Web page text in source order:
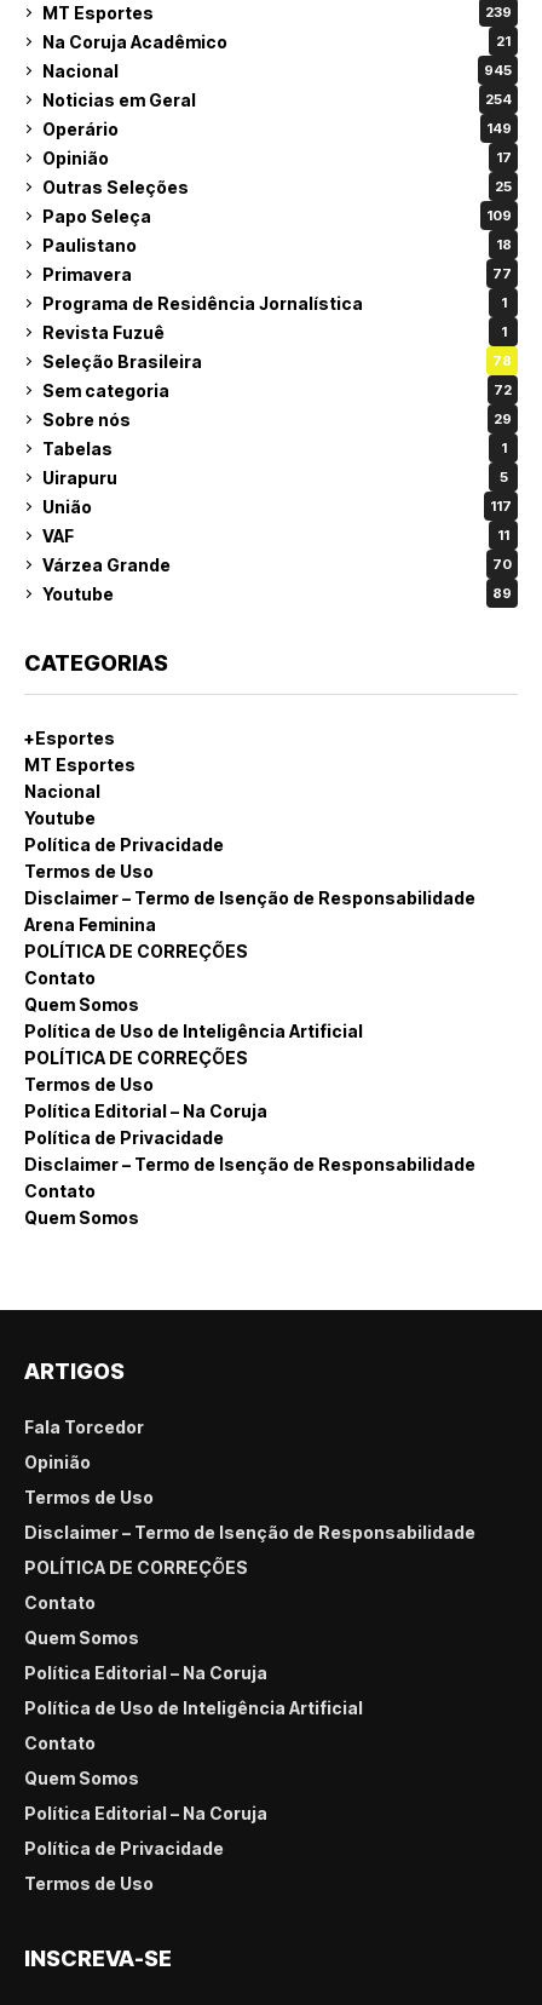
MT Esportes 239
Na Coruja Acadêmico 21
Nacional 945
Noticias em Geral 254
Operário 149
Opinião 17
Outras Seleções 25
Papo Seleça 109
Paulistano 18
Primavera 77
Programa de Residência Jornalística 1
Revista Fuzuê 1
Seleção Brasileira 78
Sem categoria 72
Sobre nós 29
Tabelas 1
Uirapuru 5
União 117
VAF 11
Várzea Grande 70
Youtube 89
CATEGORIAS
+Esportes
MT Esportes
Nacional
Youtube
Política de Privacidade
Termos de Uso
Disclaimer – Termo de Isenção de Responsabilidade
Arena Feminina
POLÍTICA DE CORREÇÕES
Contato
Quem Somos
Política de Uso de Inteligência Artificial
POLÍTICA DE CORREÇÕES
Termos de Uso
Política Editorial – Na Coruja
Política de Privacidade
Disclaimer – Termo de Isenção de Responsabilidade
Contato
Quem Somos
ARTIGOS
Fala Torcedor
Opinião
Termos de Uso
Disclaimer – Termo de Isenção de Responsabilidade
POLÍTICA DE CORREÇÕES
Contato
Quem Somos
Política Editorial – Na Coruja
Política de Uso de Inteligência Artificial
Contato
Quem Somos
Política Editorial – Na Coruja
Política de Privacidade
Termos de Uso
INSCREVA-SE